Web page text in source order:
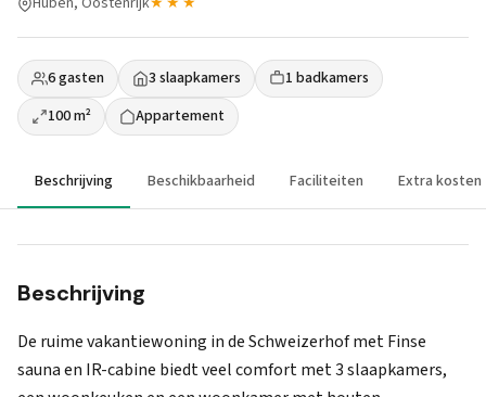
6 gasten 3 slaapkamers
1 badkamers
100 m²
Appartement
Beschrijving Beschikbaarheid Faciliteiten Extra kosten
Beschrijving
De ruime vakantiewoning in de Schweizerhof met Finse
sauna en IR-cabine biedt veel comfort met 3 slaapkamers,